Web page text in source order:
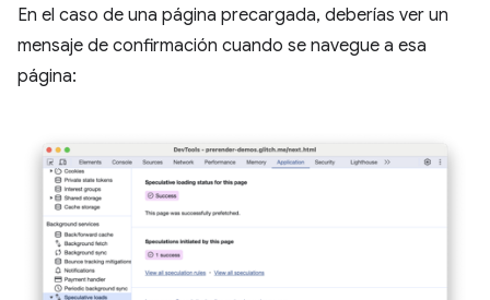
En el caso de una página precargada, deberías ver un
mensaje de confirmación cuando se navegue a esa
página: